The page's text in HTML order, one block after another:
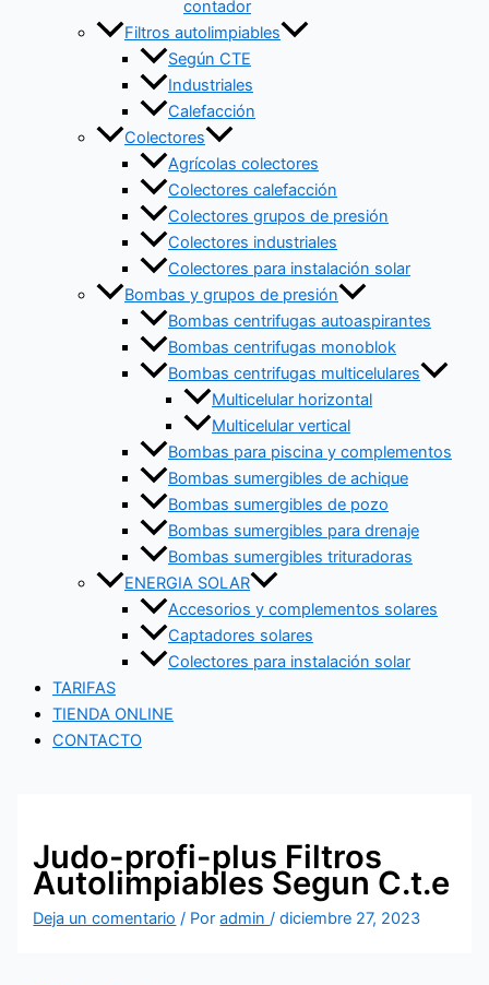
contador
Filtros autolimpiables
Según CTE
Industriales
Calefacción
Colectores
Agrícolas colectores
Colectores calefacción
Colectores grupos de presión
Colectores industriales
Colectores para instalación solar
Bombas y grupos de presión
Bombas centrifugas autoaspirantes
Bombas centrifugas monoblok
Bombas centrifugas multicelulares
Multicelular horizontal
Multicelular vertical
Bombas para piscina y complementos
Bombas sumergibles de achique
Bombas sumergibles de pozo
Bombas sumergibles para drenaje
Bombas sumergibles trituradoras
ENERGIA SOLAR
Accesorios y complementos solares
Captadores solares
Colectores para instalación solar
TARIFAS
TIENDA ONLINE
CONTACTO
Judo-profi-plus Filtros
Autolimpiables Segun C.t.e
Deja un comentario / Poradmin /diciembre 27, 2023